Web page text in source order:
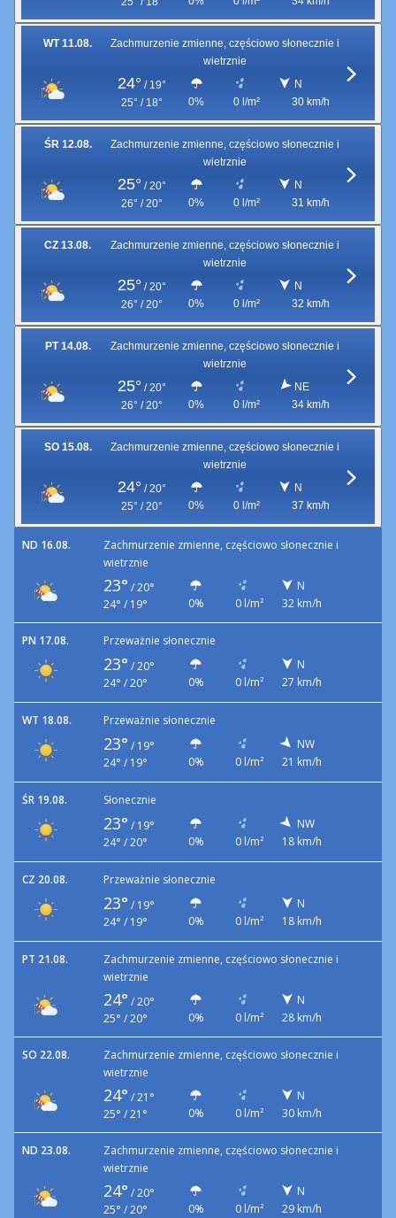
WT 11.08.
Zachmurzenie zmienne, częściowo słonecznie i
wietrznie
24° / 19°
25° / 18°
0% 0 l/m²
N
30 km/h
ŚR 12.08.
Zachmurzenie zmienne, częściowo słonecznie i
wietrznie
25° / 20°
26° / 20°
0% 0 l/m²
N
31 km/h
CZ 13.08.
Zachmurzenie zmienne, częściowo słonecznie i
wietrznie
25° / 20°
26° / 20°
0% 0 l/m²
N
32 km/h
PT 14.08.
Zachmurzenie zmienne, częściowo słonecznie i
wietrznie
25° / 20°
26° / 20°
0% 0 l/m²
NE
34 km/h
SO 15.08.
Zachmurzenie zmienne, częściowo słonecznie i
wietrznie
24° / 20°
25° / 20°
0% 0 l/m²
N
37 km/h
ND 16.08.
Zachmurzenie zmienne, częściowo słonecznie i
wietrznie
23° / 20°
24° / 19°
0% 0 l/m²
N
32 km/h
PN 17.08. Przeważnie słonecznie
23° / 20°
24° / 20°
0% 0 l/m²
N
27 km/h
WT 18.08. Przeważnie słonecznie
23° / 19°
24° / 19°
0% 0 l/m²
NW
21 km/h
ŚR 19.08. Słonecznie
23° / 19°
24° / 20°
0% 0 l/m²
NW
18 km/h
CZ 20.08. Przeważnie słonecznie
23° / 19°
24° / 19°
0% 0 l/m²
N
18 km/h
PT 21.08.
Zachmurzenie zmienne, częściowo słonecznie i
wietrznie
24° / 20°
25° / 20°
0% 0 l/m²
N
28 km/h
SO 22.08.
Zachmurzenie zmienne, częściowo słonecznie i
wietrznie
24° / 21°
25° / 21°
0% 0 l/m²
N
30 km/h
ND 23.08.
Zachmurzenie zmienne, częściowo słonecznie i
wietrznie
24° / 20°
25° / 20°
0% 0 l/m²
N
29 km/h